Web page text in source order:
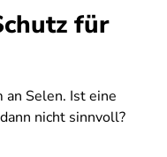
für
an Selen. Ist eine
nicht sinnvoll?